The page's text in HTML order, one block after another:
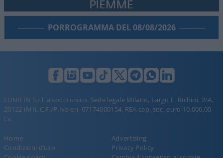
PORROGRAMMA DEL 08/08/2026
LUNIFIN S.r.l. a socio unico. Sede legale Milano, Largo F. Richini, 2/A,
20122 (MI), C.F./P.Iva en. 07174900154, REA cap. soc. euro 10.000,00
i.v.
Home
Advertising
Condizioni d’uso
Privacy Policy